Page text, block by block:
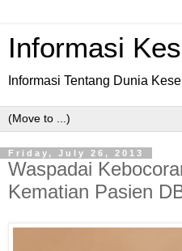
Informasi
Informasi Tentang Dunia
Friday, July 26, 2013
Waspadai
Kematian Pasien